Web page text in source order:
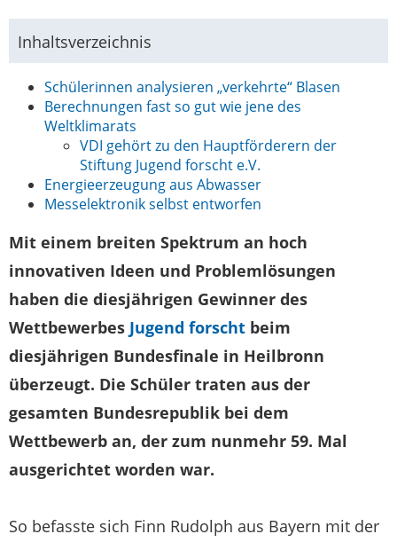
Inhaltsverzeichnis
Schülerinnen analysieren „verkehrte“ Blasen
Berechnungen fast so gut wie jene des
Weltklimarats
VDI gehört zu den Hauptförderern der
Stiftung Jugend forscht e.V.
Energieerzeugung aus Abwasser
Messelektronik selbst entworfen
Mit einem breiten Spektrum an hoch
innovativen Ideen und Problemlösungen
haben die diesjährigen Gewinner des
Wettbewerbes Jugend forscht beim
diesjährigen Bundesfinale in Heilbronn
überzeugt. Die Schüler traten aus der
gesamten Bundesrepublik bei dem
Wettbewerb an, der zum nunmehr 59. Mal
ausgerichtet worden war.
So befasste sich Finn Rudolph aus Bayern mit der